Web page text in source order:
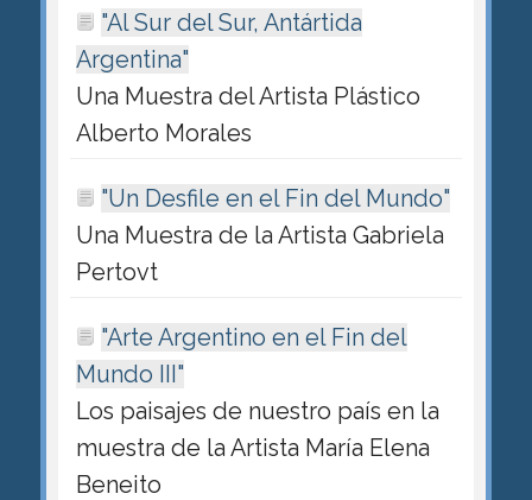
"Al Sur del Sur, Antártida
Argentina"
Una Muestra del Artista Plástico
Alberto Morales
"Un Desfile en el Fin del Mundo"
Una Muestra de la Artista Gabriela
Pertovt
"Arte Argentino en el Fin del
Mundo III"
Los paisajes de nuestro país en la
muestra de la Artista María Elena
Beneito